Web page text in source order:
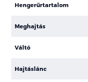
Hengerűrtartalom
Meghajtás
Váltó
Hajtáslánc